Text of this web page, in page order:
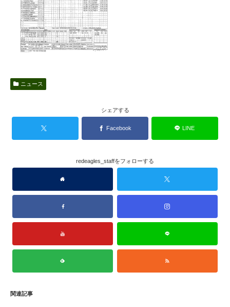
ニュース
シェアする
Facebook LINE
redeagles_staffをフォローする
関連記事